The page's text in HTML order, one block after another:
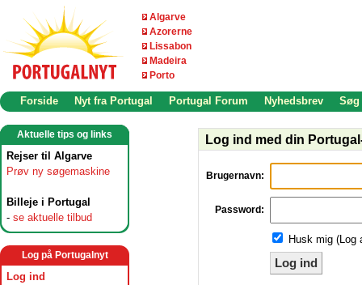
Algarve
Azorerne
Lissabon
Madeira
Porto
Forside Nyt fra Portugal Portugal Forum Nyhedsbrev Søg
Aktuelle tips og links
Rejser til Algarve
Prøv ny søgemaskine
Billeje i Portugal
- se aktuelle tilbud
Log på Portugalnyt
Log ind
Log ind med din
Brugernavn:
Password:
Husk mig (Log
Log ind